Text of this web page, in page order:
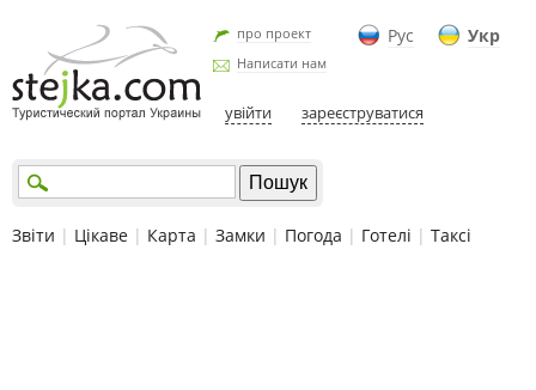
Рус Укр
про проект
Написати нам
увійти зареєструватися
Звіти | Цікаве | Карта | Замки | Погода | Готелі | Таксі